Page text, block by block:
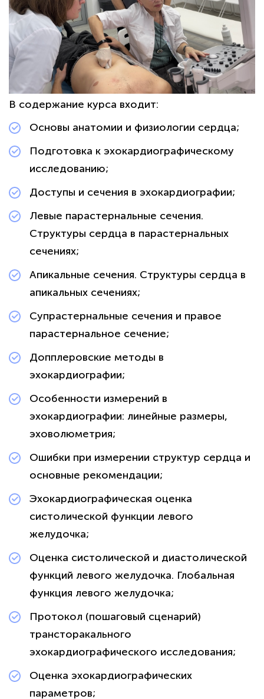
В содержание курса входит:
Основы анатомии и физиологии сердца;
Подготовка к эхокардиографическому
исследованию;
Доступы и сечения в эхокардиографии;
Левые парастернальные сечения.
Структуры сердца в парастернальных
сечениях;
Апикальные сечения. Структуры сердца в
апикальных сечениях;
Супрастернальные сечения и правое
парастернальное сечение;
Допплеровские методы в
эхокардиографии;
Особенности измерений в
эхокардиографии: линейные размеры,
эховолюметрия;
Ошибки при измерении структур сердца и
основные рекомендации;
Эхокардиографическая оценка
систолической функции левого
желудочка;
Оценка систолической и диастолической
функций левого желудочка. Глобальная
функция левого желудочка;
Протокол (пошаговый сценарий)
трансторакального
эхокардиографического исследования;
Оценка эхокардиографических
параметров;